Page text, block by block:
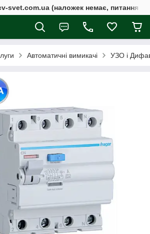
svet.com.ua (наложек немає, питання у
Автоматичні вимикачі УЗО і